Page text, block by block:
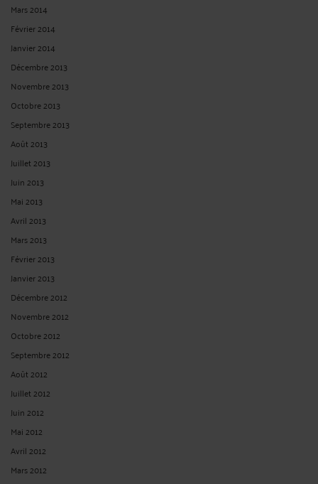
Mars 2014
Février 2014
Janvier 2014
Décembre 2013
Novembre 2013
Octobre 2013
Septembre 2013
Août 2013
Juillet 2013
Juin 2013
Mai 2013
Avril 2013
Mars 2013
Février 2013
Janvier 2013
Décembre 2012
Novembre 2012
Octobre 2012
Septembre 2012
Août 2012
Juillet 2012
Juin 2012
Mai 2012
Avril 2012
Mars 2012